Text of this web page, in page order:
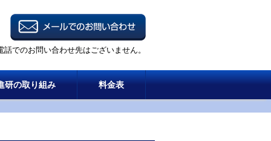
話でのお問い合わせ先はございません。
研の取り組み 料金表